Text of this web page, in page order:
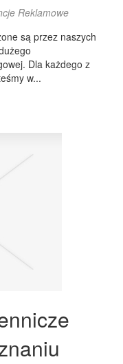
Reklamowe
są przez naszych
Dla każdego z
w...